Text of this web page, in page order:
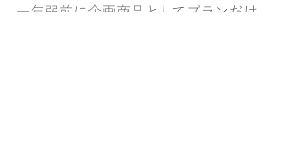
一年弱前に企画商品としてプランだけ